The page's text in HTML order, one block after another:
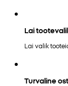
Lai
Lai valik
Turvaline